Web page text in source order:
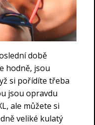
době
hodně, jsou
si pořídíte třeba
jsou opravdu
ale můžete si
veliké kulatý